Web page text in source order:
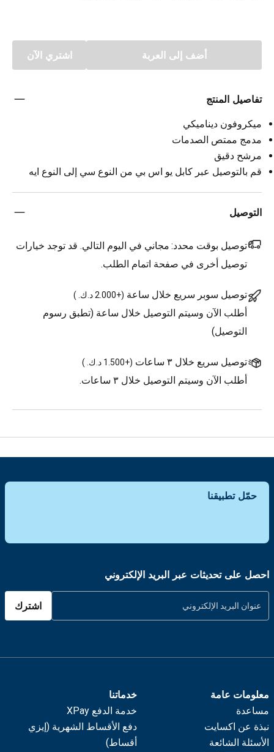
أضف إلى العربة اشتري الآن
تفاصيل المنتج
ميكروفون ديناميكي
مدمج ممتص الصدمات
مرشح دقيق
قم بالتوصيل عبر كابل يو اس بي من النوع سي إلى النوع ايه
التوصيل
توصيل بوقت محدد: مجاني في اليوم التالي. قد توجد خيارات
توصيل أخرى في صفحة اتمام الطلب.
توصيل سوبر سريع خلال ساعة (+2.000 د.ك. )
أطلب الآن وسيتم التوصيل خلال ساعة (تطبق رسوم
التوصيل)
توصيل سريع خلال ٣ ساعات (+1.500 د.ك. )
أطلب الآن وسيتم التوصيل خلال ٣ ساعات.
حمّل تطبيقنا
احصل على تحديثات عبر البريد الإلكتروني
اشترك
معلومات عامة
مساعدة
نبذة عن اكسايت
الأسئلة الشائعة
خدماتنا
خدمة الدفع XPay
دفع الأقساط الشهرية (إيزي
أقساط)